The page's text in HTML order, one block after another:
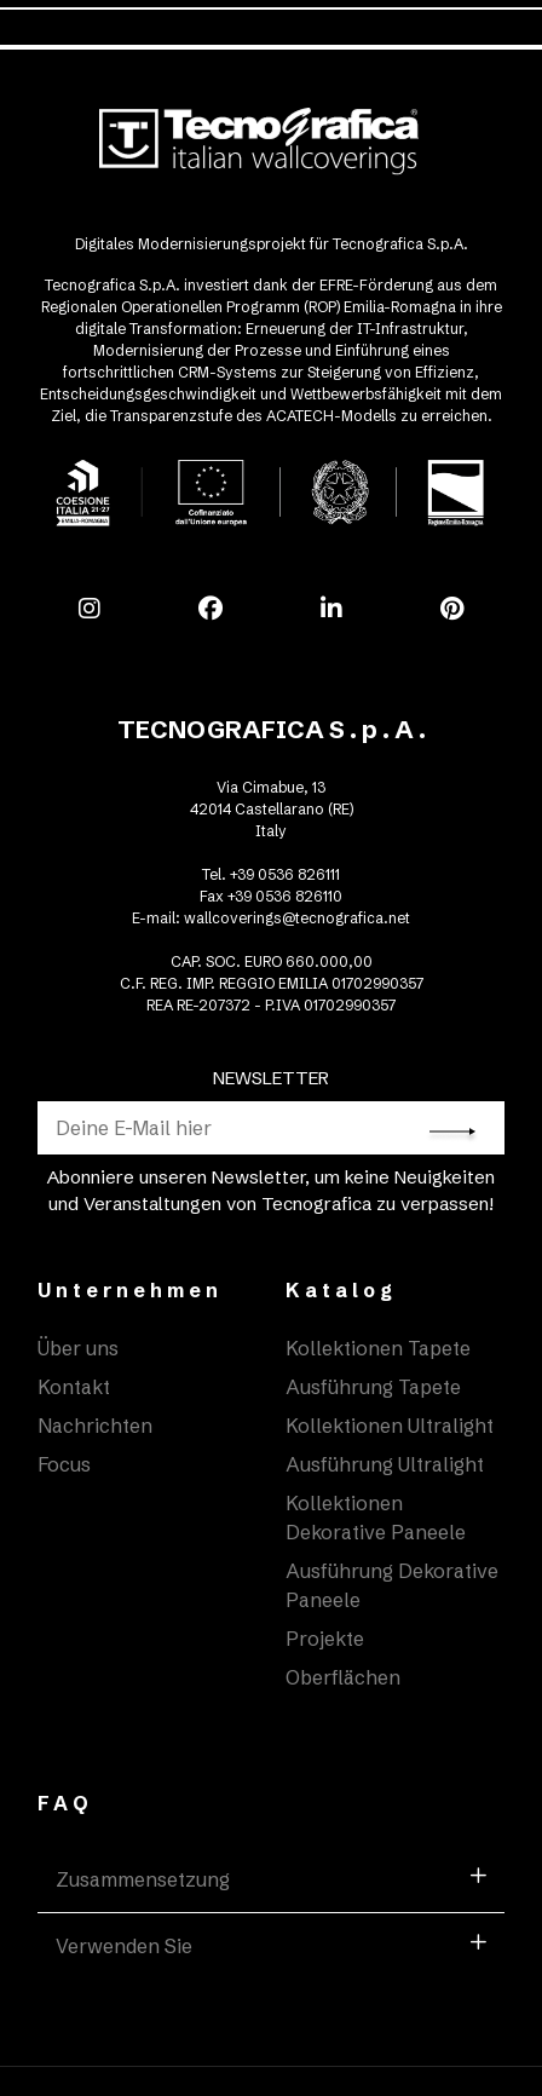
Digitales Modernisierungsprojekt für Tecnografica S.p.A.
Tecnografica S.p.A. investiert dank der EFRE-Förderung aus dem
Regionalen Operationellen Programm (ROP) Emilia-Romagna in ihre
digitale Transformation: Erneuerung der IT-Infrastruktur,
Modernisierung der Prozesse und Einführung eines
fortschrittlichen CRM-Systems zur Steigerung von Effizienz,
Entscheidungsgeschwindigkeit und Wettbewerbsfähigkeit mit dem
Ziel, die Transparenzstufe des ACATECH-Modells zu erreichen.
NEWSLETTER
Abonniere unseren Newsletter, um keine Neuigkeiten
und Veranstaltungen von Tecnografica zu verpassen!
TECNOGRAFICA S . p . A .
Via Cimabue, 13
42014 Castellarano (RE)
Italy
Tel. +39 0536 826111
Fax +39 0536 826110
E-mail: wallcoverings@tecnografica.net
CAP. SOC. EURO 660.000,00
C.F. REG. IMP. REGGIO EMILIA 01702990357
REA RE-207372 - P.IVA 01702990357
Unternehmen
Über uns
Kontakt
Nachrichten
Focus
Katalog
Kollektionen Tapete
Ausführung Tapete
Kollektionen Ultralight
Ausführung Ultralight
Kollektionen
Dekorative Paneele
Ausführung Dekorative
Paneele
Projekte
Oberflächen
FAQ
Zusammensetzung
Verwenden Sie